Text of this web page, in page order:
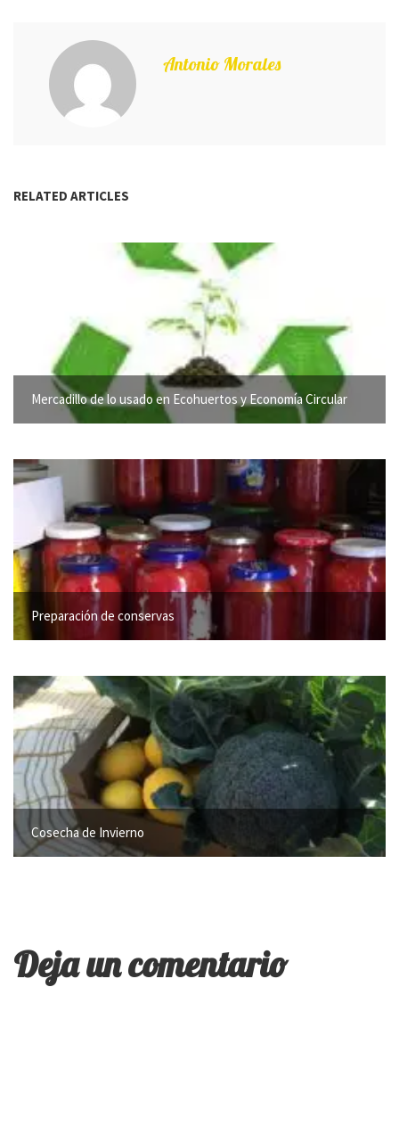
Antonio Morales
RELATED ARTICLES
Mercadillo de lo usado en Ecohuertos y Economía Circular
Preparación de conservas
Cosecha de Invierno
Deja un comentario